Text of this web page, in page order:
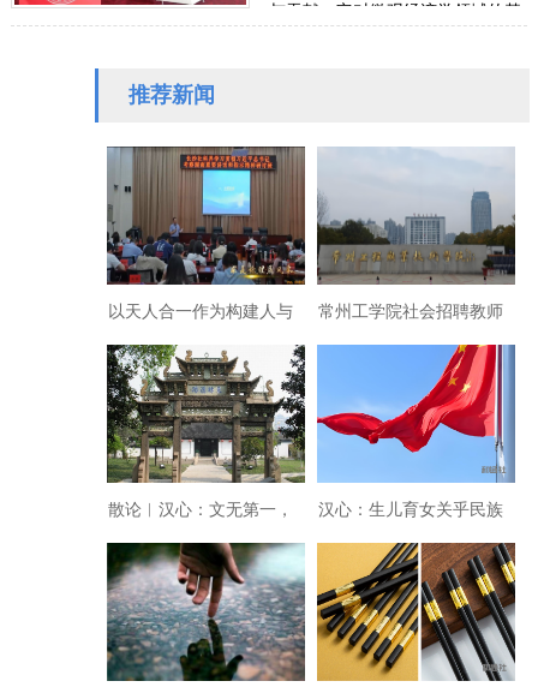
与贡献。它对微观经济学领域的基
推荐新闻
以天人合一作为构建人与
自然和谐共生的哲学基础
常州工学院社会招聘教师
变成“内部消化”有何猫
腻？
散论︱汉心：文无第一，
武无第二
汉心：生儿育女关乎民族
兴衰是个大问题